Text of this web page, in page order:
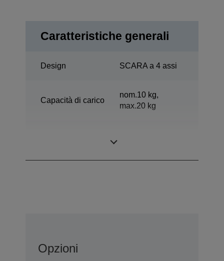
Caratteristiche generali
Design SCARA a 4 assi
Capacità di carico
nom.10 kg,
max.20 kg
Opzioni